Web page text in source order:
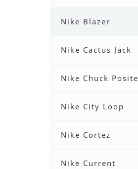
Nike Blazer
Nike Cactus Jack
Nike Chuck Posite
Nike City Loop
Nike Cortez
Nike Current